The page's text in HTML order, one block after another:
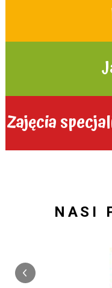
Zajęcia
NASI